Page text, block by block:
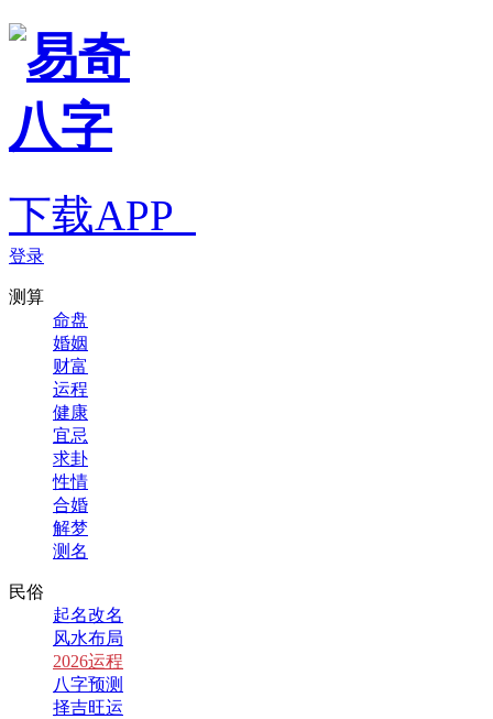
下载APP
登录
测算
命盘
婚姻
财富
运程
健康
宜忌
求卦
性情
合婚
解梦
测名
民俗
起名改名
风水布局
2026运程
八字预测
择吉旺运